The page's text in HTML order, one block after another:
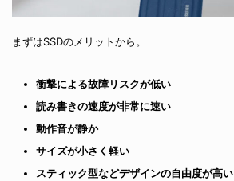
まずはSSDのメリットから。
衝撃による故障リスクが低い
読み書きの速度が非常に速い
動作音が静か
サイズが小さく軽い
スティック型などデザインの自由度が高い